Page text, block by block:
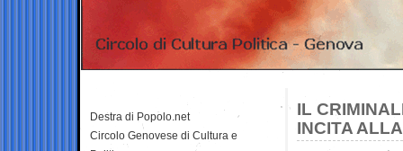
IL
INCITA
Destra di Popolo.net
Circolo Genovese di Cultura e